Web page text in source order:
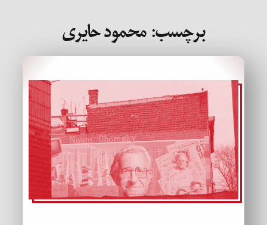
برچسب:محمود حایری